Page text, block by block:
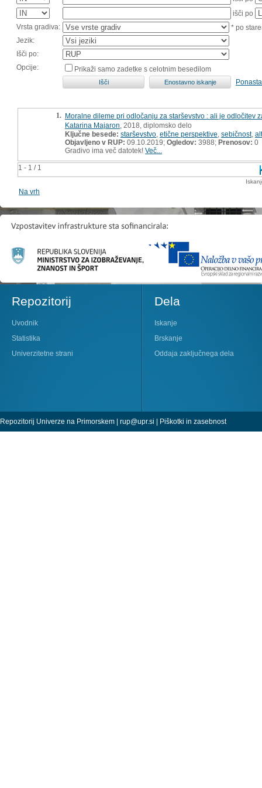
išči po
Vrsta gradiva:
* po
Jezik:
Išči po:
Opcije:
Prikaži samo zadetke s celotnim besedilom
1 - 1 / 1
1. Moralne dileme pri odločanju za starševstvo : ali je odločitev
Katarina Majaron , 2018, diplomsko delo
Ključne besede: starševstvo etične perspektive sebičnost,
Objavljeno v RUP: 09.10.2019; Ogledov: 3988; Prenosov: 0
Gradivo ima več datotek! Več...
Na vrh
Repozitorij
Uvodnik
Statistika
Univerzitetne strani
Dela
Iskanje
Brskanje
Oddaja zaključnega dela
Repozitorij Univerze na Primorskem | rup@upr.si | Piškotki in zasebnost